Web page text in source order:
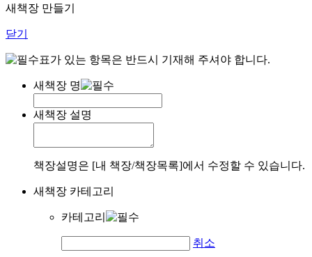
새책장 만들기
닫기
표가 있는 항목은 반드시 기재해 주셔야 합니다.
새책장 명
새책장 설명
책장설명은 [내 책장/책장목록]에서 수정할 수 있습니다.
새책장 카테고리
카테고리
취소